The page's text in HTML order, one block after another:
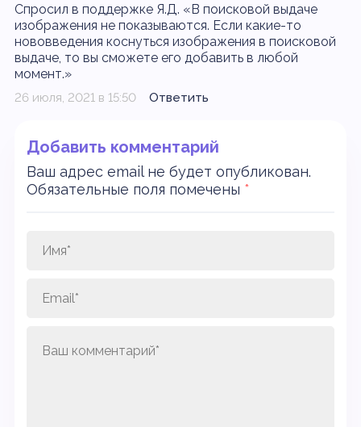
Спросил в поддержке Я.Д. «В поисковой выдаче
изображения не показываются. Если какие-то
нововведения коснуться изображения в поисковой
выдаче, то вы сможете его добавить в любой
момент.»
26 июля, 2021 в 15:50 Ответить
Добавить комментарий
Ваш адрес email не будет опубликован.
Обязательные поля помечены *